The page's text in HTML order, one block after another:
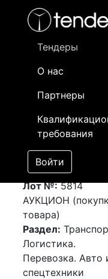
Тендеры
О нас
Партнеры
требования
Войти
- активный лот
- сохраненный лот
Закупка:
г.Актау (РК) -
г.Атырау (РК)
[Завершен]
Победитель
Лот №:5814
АУКЦИОН
товара)
Раздел:
Логистика.
Перевозка. Авто
спецтехники